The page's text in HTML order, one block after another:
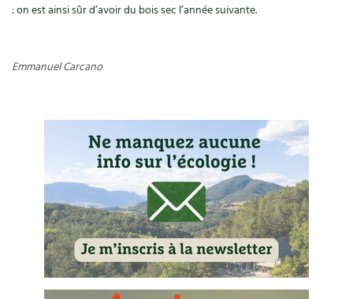
Conseils vidéo des4 saisons
Secrets d’abonné
Tous au jardin ! avec Pascal
La vie secrète du jardin
: on est ainsi sûr d’avoir du bois sec l’année suivante.
Emmanuel Carcano